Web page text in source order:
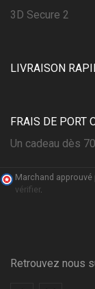
3D Secure 2
LIVRAISON
FRAIS DE PORT
Un cadeau dès
Marchand approuvé
vérifier.
Retrouvez nous